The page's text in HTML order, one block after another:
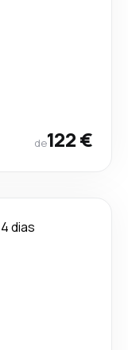
de122 €
4 dias